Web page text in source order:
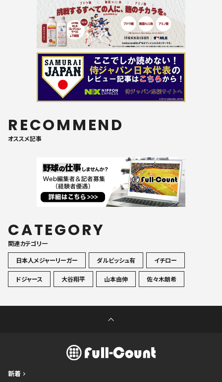
RECOMMEND
オススメ記事
CATEGORY
関連カテゴリ一
日本人メジャーリーガー
ダルビッシュ有 イチロー
ドジャース 大谷翔平 山本由伸 佐々木朗希
新着